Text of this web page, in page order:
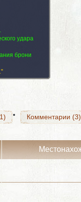
удара
брони
Комментарии (3)
Комментарии (3)
Комментарии (3)